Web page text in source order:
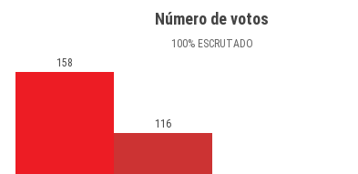
Número de votos
100%ESCRUTADO
158
116